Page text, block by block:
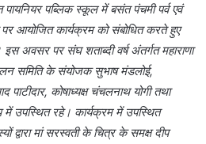
पायनियर पब्लिक स्कूल में बसंत पंचमी पर्व एवं
आयोजित कार्यक्रम को संबोधित करते हुए
अवसर पर संघ शताब्दी वर्ष अंतर्गत महाराणा
समिति के संयोजक सुभाष मंडलोई,
कोषाध्यक्ष चंचलनाथ योगी तथा
में उपस्थित रहे। कार्यक्रम में उपस्थित
मां सरस्वती के चित्र के समक्ष दीप